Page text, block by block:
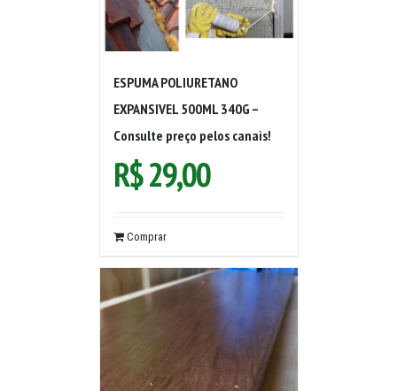
ESPUMA POLIURETANO
EXPANSIVEL 500ML 340G –
Consulte preço pelos canais!
R$29,00
Comprar